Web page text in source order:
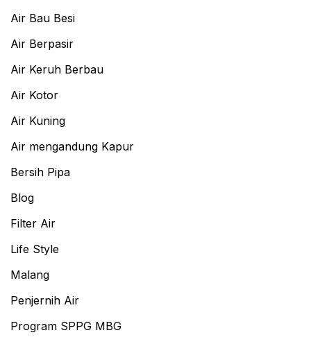
Air Bau Besi
Air Berpasir
Air Keruh Berbau
Air Kotor
Air Kuning
Air mengandung Kapur
Bersih Pipa
Blog
Filter Air
Life Style
Malang
Penjernih Air
Program SPPG MBG